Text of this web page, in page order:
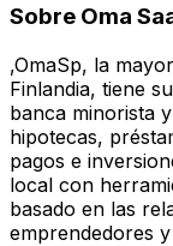
Sobre Oma
,OmaSp, la
Finlandia, tiene
banca minorista
hipotecas,
pagos e
local con
basado en las
emprendedores